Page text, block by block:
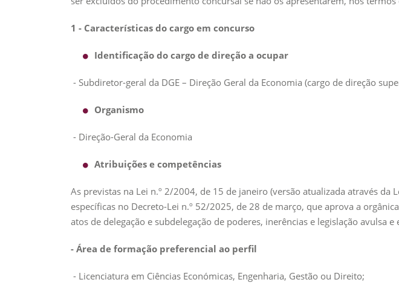
1 - Características do cargo em concurso
Identificação do cargo de direção a ocupar
- Subdiretor-geral da DGE – Direção Geral da Economia (cargo de direção
Organismo
- Direção-Geral da Economia
Atribuições e competências
As previstas na Lei n.º 2/2004, de 15 de janeiro (versão atualizada através
específicas no Decreto-Lei n.º 52/2025, de 28 de março, que aprova a
atos de delegação e subdelegação de poderes, inerências e legislação avulsa e
- Área de formação preferencial ao perfil
- Licenciatura em Ciências Económicas, Engenharia, Gestão ou Direito;